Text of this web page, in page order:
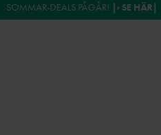
SOMMAR-DEALS PÅGÅR! |› SE HÄR|